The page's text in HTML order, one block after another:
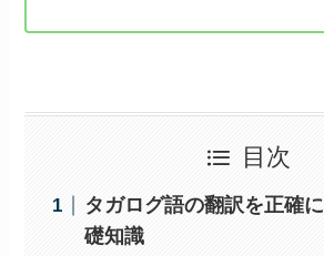
目次
タガログ語の翻訳を正確
礎知識